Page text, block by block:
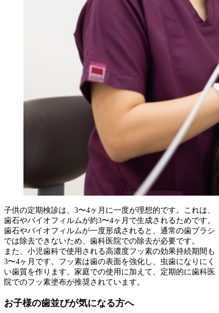
子供の定期検診は、3〜4ヶ月に一度が理想的です。これは、
歯石やバイオフィルムが約3〜4ヶ月で生成されるためです。
歯石やバイオフィルムが一度形成されると、通常の歯ブラシ
では除去できないため、歯科医院での除去が必要です。
また、小児歯科で使用される高濃度フッ素の効果持続期間も
3〜4ヶ月です。フッ素は歯の表面を強化し、虫歯になりにく
い歯質を作ります。家庭での使用に加えて、定期的に歯科医
院でのフッ素塗布が推奨されています。
お子様の歯並びが気になる方へ